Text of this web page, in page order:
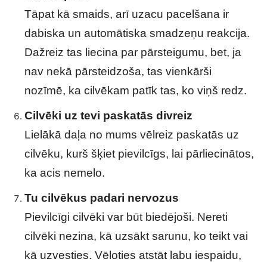
Tāpat kā smaids, arī uzacu pacelšana ir
dabiska un automātiska smadzeņu reakcija.
Dažreiz tas liecina par pārsteigumu, bet, ja
nav nekā pārsteidzoša, tas vienkārši
nozīmē, ka cilvēkam patīk tas, ko viņš redz.
Cilvēki uz tevi paskatās divreiz
Lielākā daļa no mums vēlreiz paskatās uz
cilvēku, kurš šķiet pievilcīgs, lai pārliecinātos,
ka acis nemelo.
Tu cilvēkus padari nervozus
Pievilcīgi cilvēki var būt biedējoši. Nereti
cilvēki nezina, kā uzsākt sarunu, ko teikt vai
kā uzvesties. Vēloties atstāt labu iespaidu,